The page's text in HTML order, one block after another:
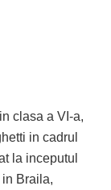
clasa a VI-a,
in cadrul
la inceputul
Braila,